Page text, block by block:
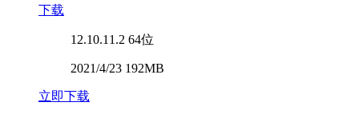
下载
12.10.11.2 64位
2021/4/23 192MB
立即下载